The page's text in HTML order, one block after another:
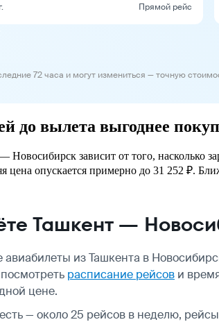
Прямой рейс
72 часа и могут измениться — точную
до вылета выгоднее
зависит от того, насколько
цена опускается примерно до 31 252 ₽.
Ташкент —
из Ташкента в
расписание рейсов и
цене.
— около 25 рейсов в неделю,